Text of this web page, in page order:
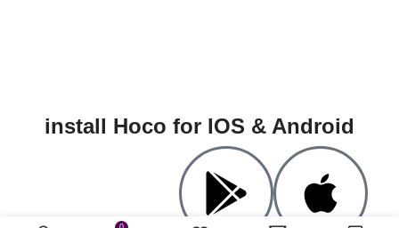
install Hoco for IOS & Android